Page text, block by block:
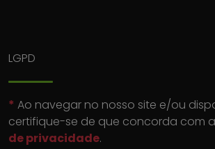
LGPD
* Ao navegar no nosso site e/ou
certifique-se de que concorda com
de privacidade.